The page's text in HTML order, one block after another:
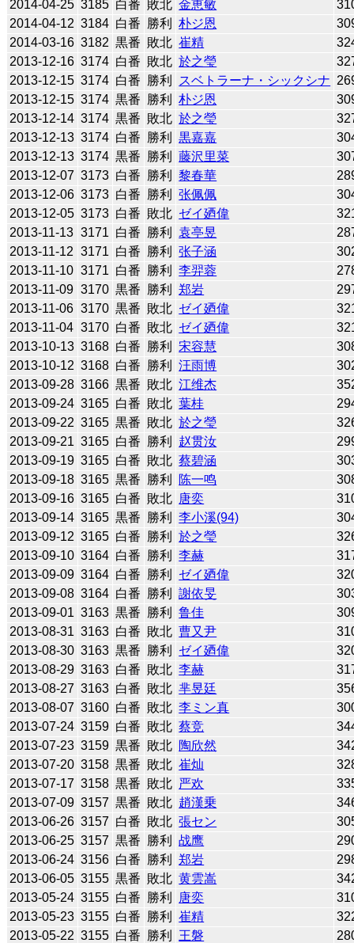
2014-04-25 3185 白番 敗北 金恵敏
2014-04-12 3184 白番 勝利 朴ジ恩
2014-03-16 3182 黒番 敗北 崔精
2013-12-16 3174 白番 敗北 於之瑩
2013-12-15 3174 白番 勝利 スベトラーナ・シックシナ
2013-12-15 3174 黒番 勝利 朴ジ恩
2013-12-14 3174 黒番 敗北 於之瑩
2013-12-13 3174 白番 勝利 黒嘉嘉
2013-12-13 3174 黒番 勝利 藤沢里菜
2013-12-07 3173 白番 勝利 黎春華
2013-12-06 3173 白番 勝利 张佩佩
2013-12-05 3173 白番 敗北 ゼイ廼偉
2013-11-13 3171 白番 勝利 袁亭昱
2013-11-12 3171 白番 勝利 张子涵
2013-11-10 3171 白番 勝利 李羿蓉
2013-11-09 3170 黒番 勝利 郑岩
2013-11-06 3170 黒番 敗北 ゼイ廼偉
2013-11-04 3170 白番 敗北 ゼイ廼偉
2013-10-13 3168 白番 勝利 宋容慧
2013-10-12 3168 白番 勝利 汪雨博
2013-09-28 3166 黒番 敗北 江维杰
2013-09-24 3165 白番 敗北 葉桂
2013-09-22 3165 黒番 敗北 於之瑩
2013-09-21 3165 白番 勝利 赵贯汝
2013-09-19 3165 白番 敗北 蔡碧涵
2013-09-18 3165 黒番 勝利 陈一鸣
2013-09-16 3165 白番 敗北 唐奕
2013-09-14 3165 黒番 勝利 李小溪(94)
2013-09-12 3165 白番 勝利 於之瑩
2013-09-10 3164 白番 勝利 李赫
2013-09-09 3164 白番 勝利 ゼイ廼偉
2013-09-08 3164 白番 勝利 謝依旻
2013-09-01 3163 黒番 勝利 鲁佳
2013-08-31 3163 白番 敗北 曹又尹
2013-08-30 3163 黒番 勝利 ゼイ廼偉
2013-08-29 3163 白番 敗北 李赫
2013-08-27 3163 白番 敗北 芈昱廷
2013-08-07 3160 白番 敗北 李ミン真
2013-07-24 3159 白番 敗北 蔡竞
2013-07-23 3159 黒番 敗北 陶欣然
2013-07-20 3158 黒番 敗北 崔灿
2013-07-17 3158 黒番 敗北 严欢
2013-07-09 3157 黒番 敗北 趙漢乗
2013-06-26 3157 白番 敗北 張セン
2013-06-25 3157 黒番 勝利 战鹰
2013-06-24 3156 白番 勝利 郑岩
2013-06-05 3155 黒番 敗北 黄雲嵩
2013-05-24 3155 白番 勝利 唐奕
2013-05-23 3155 白番 勝利 崔精
2013-05-22 3155 白番 勝利 王磐